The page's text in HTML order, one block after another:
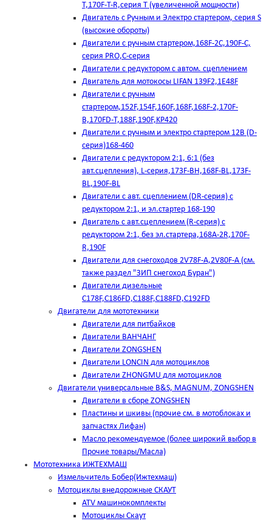
T,170F-T-R,серия Т (увеличенной мощности)
Двигатель с Ручным и Электро стартером, серия S
(высокие обороты)
Двигатели с ручным стартером,168F-2C,190F-C,
серия PRO,C-серия
Двигатели с редуктором с автом. сцеплением
Двигатель для мотокосы LIFAN 139F2,1E48F
Двигатели с ручным
стартером,152F,154F,160F,168F,168F-2,170F-
B,170FD-T,188F,190F,KP420
Двигатели с ручным и электро стартером 12В (D-
серия)168-460
Двигатели с редуктором 2:1, 6:1 (без
авт.сцепления), L-серия,173F-BH,168F-BL,173F-
BL,190F-BL
Двигатели с авт. сцеплением (DR-серия) с
редуктором 2:1, и эл.стартер 168-190
Двигатель с авт.сцеплением (R-серия) с
редуктором 2:1, без эл.стартера,168А-2R,170F-
R,190F
Двигатели для снегоходов 2V78F-A,2V80F-A (см.
также раздел "ЗИП снегоход Буран")
Двигатели дизельные
C178F,С186FD,C188F,C188FD,C192FD
Двигатели для мототехники
Двигатели для питбайков
Двигатели ВАНЧАНГ
Двигатели ZONGSHEN
Двигатели LONCIN для мотоциклов
Двигатели ZHONGMU для мотоциклов
Двигатели универсальные B&S, MAGNUM, ZONGSHEN
Двигатели в сборе ZONGSHEN
Пластины и шкивы (прочие см. в мотоблоках и
запчастях Лифан)
Масло рекомендуемое (более широкий выбор в
Прочие товары/Масла)
Мототехника ИЖТЕХМАШ
Измельчитель Бобер(Ижтехмаш)
Мотоциклы внедорожные СКАУТ
ATV машинокомплекты
Мотоциклы Скаут